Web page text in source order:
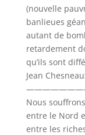
(nouvelle
banlieues
autant de
retardement
qu’ils sont
Jean
Nous
entre le Nord
entre les